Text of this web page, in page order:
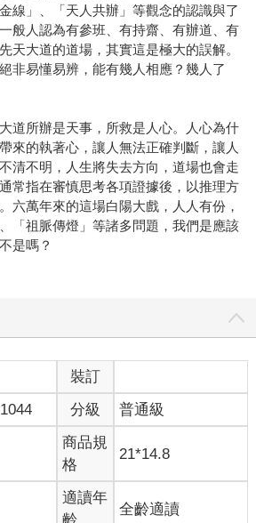
線」、「天人共辦」等觀念的認識與了
般人認為有參班、有持齋、有辦道、有
天大道的道場，其實這是極大的誤解。
非易懂易辨，能有幾人相應？幾人了
道所辦是天事，所救是人心。人心為什
來的執著心，讓人無法正確判斷，讓人
清不明，人生將失去方向，道場也會走
常指在審慎思考各項證據後，以推理方
六萬年來的這場白陽大戲，人人有份，
「祖脈傳燈」等諸多問題，我們是應該
是嗎？
裝訂
分級 普通級
商品規
格
21*14.8
適讀年
全齡適讀